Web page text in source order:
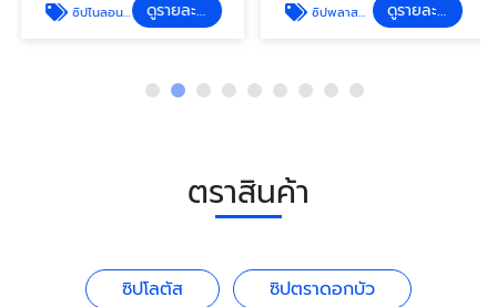
ซิปไนลอน ราคาส่ง ดูรายละเอียด ซิปพลาสติก ดูรายละเอียด
ตราสินค้า
ซิปโลตัส ซิปตราดอกบัว